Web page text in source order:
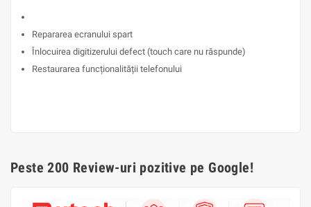
Repararea ecranului spart
Înlocuirea digitizerului defect (touch care nu răspunde)
Restaurarea funcționalității telefonului
Peste 200 Review-uri pozitive pe Google!